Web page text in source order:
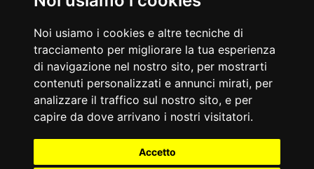
Noi usiamo i cookies e altre tecniche di
tracciamento per migliorare la tua esperienza
di navigazione nel nostro sito, per mostrarti
contenuti personalizzati e annunci mirati, per
analizzare il traffico sul nostro sito, e per
capire da dove arrivano i nostri visitatori.
Accetto